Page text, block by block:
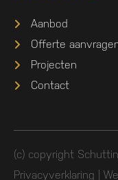
Aanbod
Offerte
Projecten
Contact
(c) copyright
Privacyverklaring |